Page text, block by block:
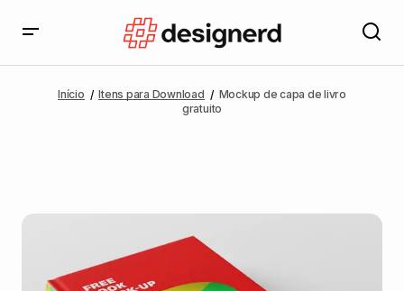
Início Itens para Download
Mockup de capa de livro
gratuito